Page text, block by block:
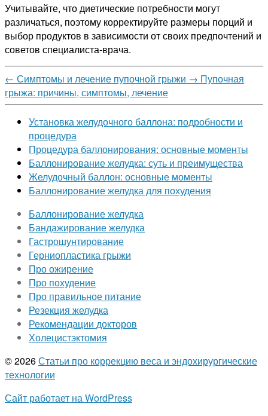
Учитывайте, что диетические потребности могут
различаться, поэтому корректируйте размеры порций и
выбор продуктов в зависимости от своих предпочтений и
советов специалиста-врача.
← Симптомы и лечение пупочной грыжи → Пупочная
грыжа: причины, симптомы, лечение
Установка желудочного баллона: подробности и
процедура
Процедура баллонирования: основные моменты
Баллонирование желудка: суть и преимущества
Желудочный баллон: основные моменты
Баллонирование желудка для похудения
Баллонирование желудка
Бандажирование желудка
Гастрошунтирование
Герниопластика грыжи
Про ожирение
Про похудение
Про правильное питание
Резекция желудка
Рекомендации докторов
Холецистэктомия
© 2026Статьи про коррекцию веса и эндохирургические
технологии
Сайт работает на WordPress